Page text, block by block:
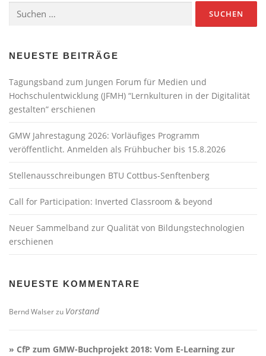
nach:
NEUESTE BEITRÄGE
Tagungsband zum Jungen Forum für Medien und
Hochschulentwicklung (JFMH) “Lernkulturen in der Digitalität
gestalten” erschienen
GMW Jahrestagung 2026: Vorläufiges Programm
veröffentlicht. Anmelden als Frühbucher bis 15.8.2026
Stellenausschreibungen BTU Cottbus-Senftenberg
Call for Participation: Inverted Classroom & beyond
Neuer Sammelband zur Qualität von Bildungstechnologien
erschienen
NEUESTE KOMMENTARE
Bernd Walserzu Vorstand
» CfP zum GMW-Buchprojekt 2018: Vom E-Learning zur